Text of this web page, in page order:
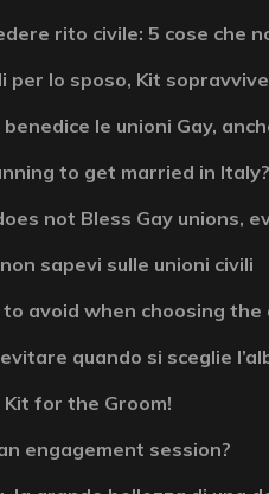
rito civile: 5 cose che
per lo sposo, Kit
benedice le unioni Gay,
to get married in
not Bless Gay unions,
sapevi sulle unioni civili
avoid when choosing the
quando si sceglie
Kit for the Groom!
engagement session?